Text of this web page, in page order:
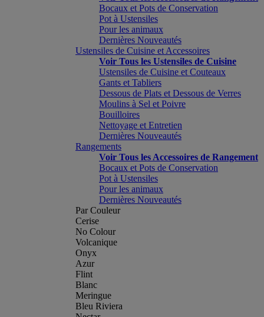
Bocaux et Pots de Conservation
Pot à Ustensiles
Pour les animaux
Dernières Nouveautés
Ustensiles de Cuisine et Accessoires
Voir Tous les Ustensiles de Cuisine
Ustensiles de Cuisine et Couteaux
Gants et Tabliers
Dessous de Plats et Dessous de Verres
Moulins à Sel et Poivre
Bouilloires
Nettoyage et Entretien
Dernières Nouveautés
Rangements
Voir Tous les Accessoires de Rangement
Bocaux et Pots de Conservation
Pot à Ustensiles
Pour les animaux
Dernières Nouveautés
Par Couleur
Cerise
No Colour
Volcanique
Onyx
Azur
Flint
Blanc
Meringue
Bleu Riviera